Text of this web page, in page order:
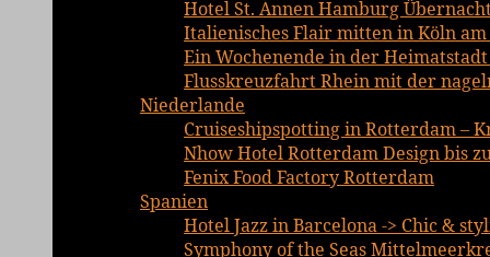
Hotel St. Annen Hamburg
Italienisches Flair mitten in Köln
Ein Wochenende in der
Flusskreuzfahrt Rhein mit der
Niederlande
Cruiseshipspotting in Rotterdam –
Nhow Hotel Rotterdam Design bis
Fenix Food Factory Rotterdam
Spanien
Hotel Jazz in Barcelona -> Chic &
Symphony of the Seas